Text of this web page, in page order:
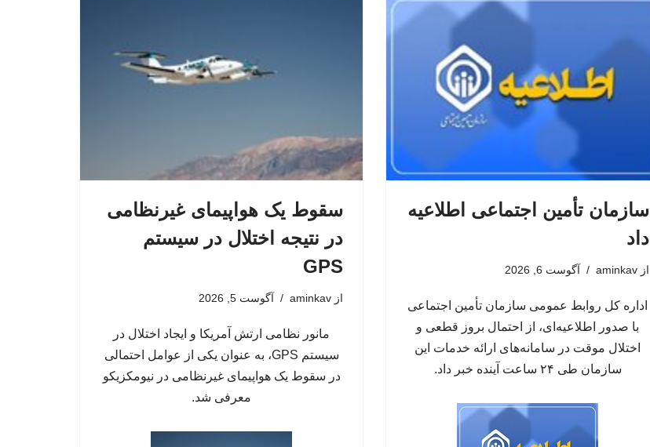
سازمان تأمین اجتماعی اطلاعیه
داد
از aminkav آگوست 6, 2026
اداره کل روابط عمومی سازمان تأمین اجتماعی
با صدور اطلاعیه‌ای، از احتمال بروز قطعی و
اختلال موقت در سامانه‌های ارائه خدمات این
سازمان طی ۲۴ ساعت آینده خبر داد.
سقوط یک هواپیمای غیرنظامی
در نتیجه اختلال در سیستم‌
GPS
از aminkav آگوست 5, 2026
مانور نظامی ارتش آمریکا و ایجاد اختلال در
سیستم‌ GPS، به عنوان یکی از عوامل احتمالی
در سقوط یک هواپیمای غیرنظامی در نیومکزیکو
معرفی شد.